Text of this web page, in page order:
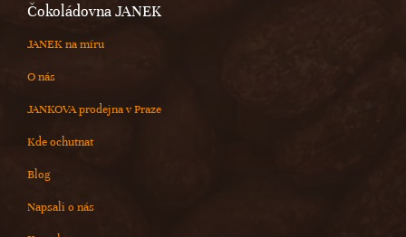
Čokoládovna JANEK
JANEK na míru
O nás
JANKOVA prodejna v Praze
Kde ochutnat
Blog
Napsali o nás